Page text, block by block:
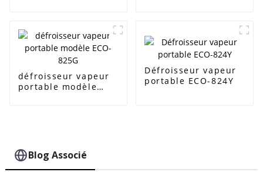
défroisseur vapeur
portable modèle
Défroisseur vapeur
portable ECO-824Y
Blog Associé